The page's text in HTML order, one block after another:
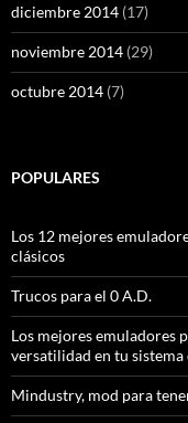
diciembre 2014 (17)
noviembre 2014 (29)
octubre 2014 (7)
POPULARES
Los 12 mejores
clásicos
Trucos para el 0 A.D.
Los mejores emuladores
versatilidad en tu
Mindustry, mod para